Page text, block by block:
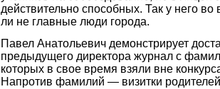
действительно способных. Так у него во
ли не главные люди города.
Павел Анатольевич демонстрирует
предыдущего директора журнал с
которых в свое время взяли вне
Напротив фамилий — визитки